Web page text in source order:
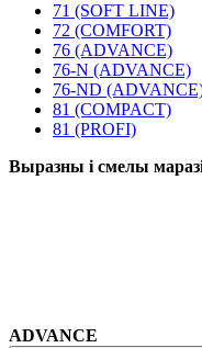
71 (SOFT LINE)
72 (COMFORT)
76 (ADVANCE)
76-N (ADVANCE)
76-ND
81 (COMPACT)
81 (PROFI)
Выразны і смелы
ADVANCE